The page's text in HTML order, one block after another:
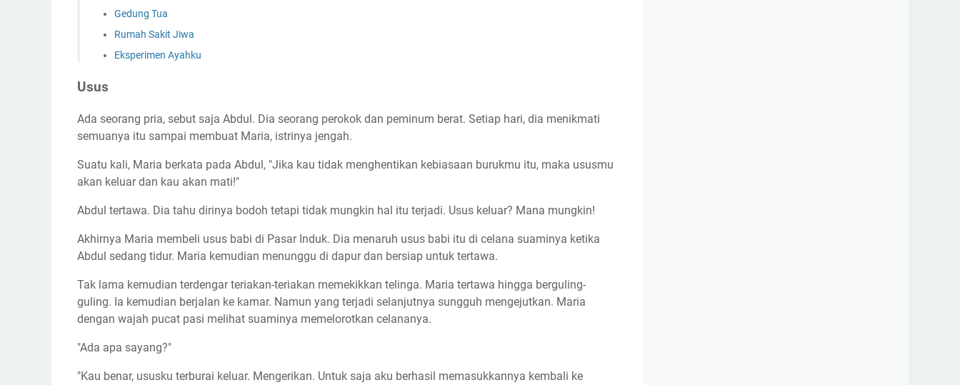
Gedung Tua
Rumah Sakit Jiwa
Eksperimen Ayahku
Usus
Ada seorang pria, sebut saja Abdul. Dia seorang perokok dan peminum berat. Setiap hari, dia menikmati
semuanya itu sampai membuat Maria, istrinya jengah.
Suatu kali, Maria berkata pada Abdul, "Jika kau tidak menghentikan kebiasaan burukmu itu, maka ususmu
akan keluar dan kau akan mati!"
Abdul tertawa. Dia tahu dirinya bodoh tetapi tidak mungkin hal itu terjadi. Usus keluar? Mana mungkin!
Akhirnya Maria membeli usus babi di Pasar Induk. Dia menaruh usus babi itu di celana suaminya ketika
Abdul sedang tidur. Maria kemudian menunggu di dapur dan bersiap untuk tertawa.
Tak lama kemudian terdengar teriakan-teriakan memekikkan telinga. Maria tertawa hingga berguling-
guling. Ia kemudian berjalan ke kamar. Namun yang terjadi selanjutnya sungguh mengejutkan. Maria
dengan wajah pucat pasi melihat suaminya memelorotkan celananya.
"Ada apa sayang?"
"Kau benar, ususku terburai keluar. Mengerikan. Untuk saja aku berhasil memasukkannya kembali ke